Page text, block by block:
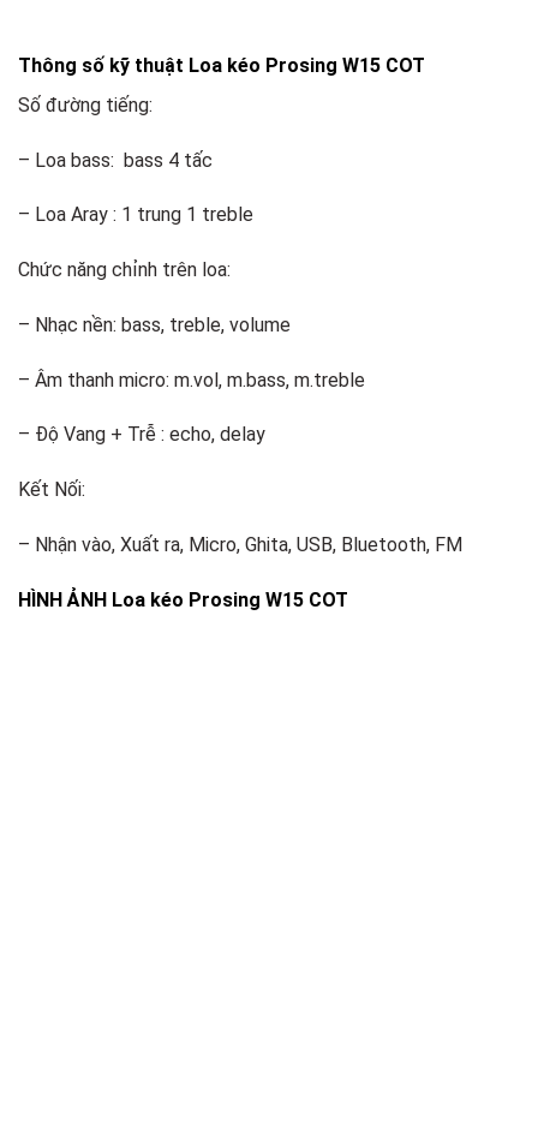
Thông số kỹ thuật Loa kéo Prosing W15 COT
Số đường tiếng:
– Loa bass: bass 4 tấc
– Loa Aray : 1 trung 1 treble
Chức năng chỉnh trên loa:
– Nhạc nền: bass, treble, volume
– Âm thanh micro: m.vol, m.bass, m.treble
– Độ Vang + Trễ : echo, delay
Kết Nối:
– Nhận vào, Xuất ra, Micro, Ghita, USB, Bluetooth, FM
HÌNH ẢNH Loa kéo Prosing W15 COT